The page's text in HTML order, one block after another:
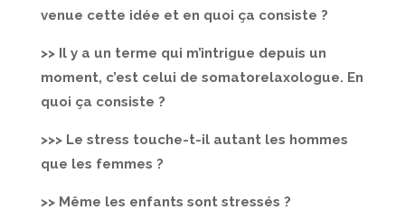
venue cette idée et en quoi ça consiste ?
>> Il y a un terme qui m’intrigue depuis un
moment, c’est celui de somatorelaxologue. En
quoi ça consiste ?
>>> Le stress touche-t-il autant les hommes
que les femmes ?
>> Même les enfants sont stressés ?